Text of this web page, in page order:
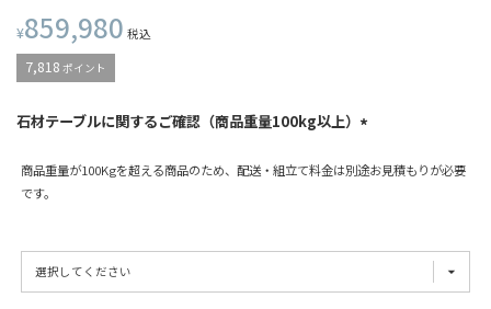
¥859,980 税込
7,818 ポイント
石材テーブルに関するご確認（商品重量100kg以上）
商品重量が100Kgを超える商品のため、配送・組立て料金は別途お見積もりが必要
です。